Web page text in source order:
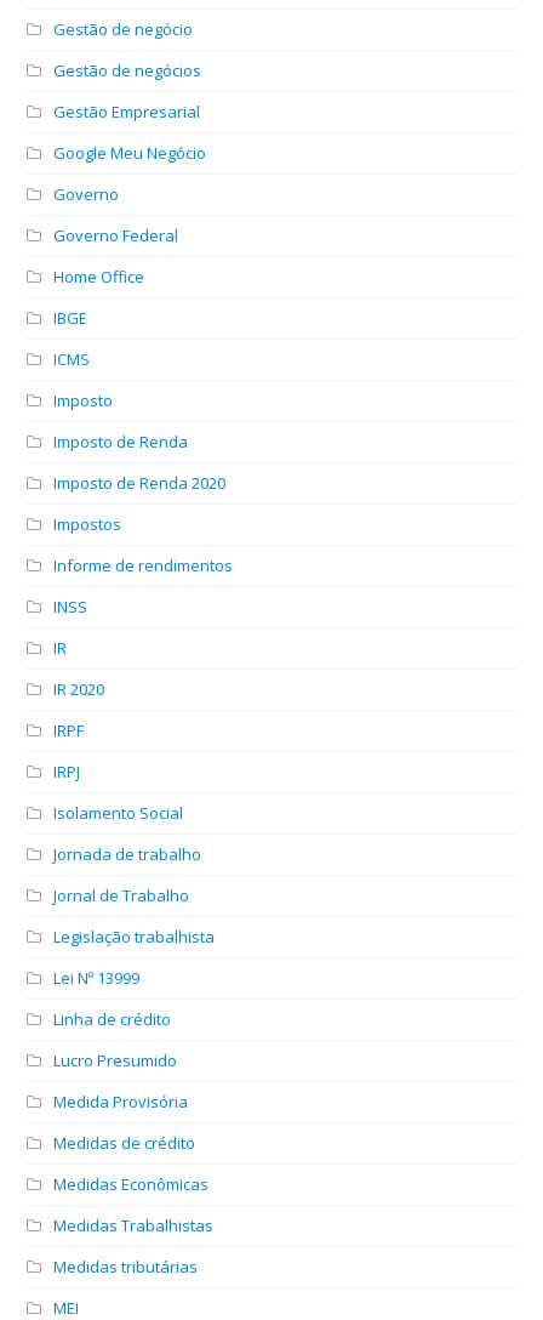
Gestão de negócio
Gestão de negócios
Gestão Empresarial
Google Meu Negócio
Governo
Governo Federal
Home Office
IBGE
ICMS
Imposto
Imposto de Renda
Imposto de Renda 2020
Impostos
Informe de rendimentos
INSS
IR
IR 2020
IRPF
IRPJ
Isolamento Social
Jornada de trabalho
Jornal de Trabalho
Legislação trabalhista
Lei Nº 13999
Linha de crédito
Lucro Presumido
Medida Provisória
Medidas de crédito
Medidas Econômicas
Medidas Trabalhistas
Medidas tributárias
MEI